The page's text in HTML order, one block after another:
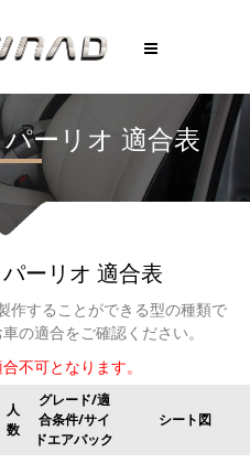
ーリオ 適合表
ーリオ 適合表
作することができる型の種類で
の適合をご確認ください。
不可となります。
人
数
グレード/適
合条件/サイ
ドエアバック
シート図